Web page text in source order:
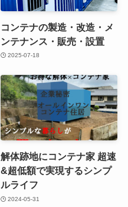
コンテナの製造・改造・メ
ンテナンス・販売・設置
2025-07-18
解体跡地にコンテナ家 超速
&超低額で実現するシンプ
ルライフ
2024-05-31